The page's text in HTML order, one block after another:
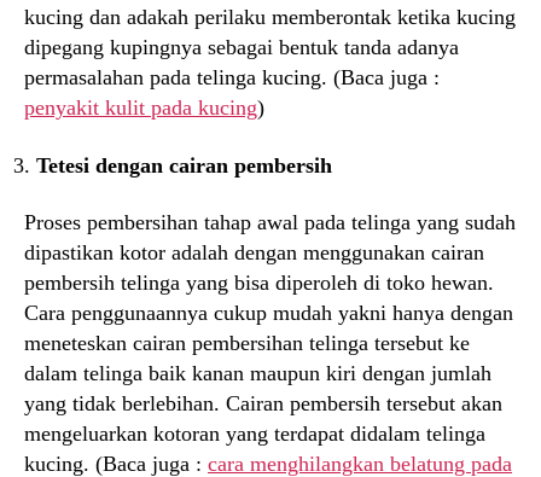
kucing dan adakah perilaku memberontak ketika kucing
dipegang kupingnya sebagai bentuk tanda adanya
permasalahan pada telinga kucing. (Baca juga :
penyakit kulit pada kucing)
Tetesi dengan cairan pembersih
Proses pembersihan tahap awal pada telinga yang sudah
dipastikan kotor adalah dengan menggunakan cairan
pembersih telinga yang bisa diperoleh di toko hewan.
Cara penggunaannya cukup mudah yakni hanya dengan
meneteskan cairan pembersihan telinga tersebut ke
dalam telinga baik kanan maupun kiri dengan jumlah
yang tidak berlebihan. Cairan pembersih tersebut akan
mengeluarkan kotoran yang terdapat didalam telinga
kucing. (Baca juga : cara menghilangkan belatung pada